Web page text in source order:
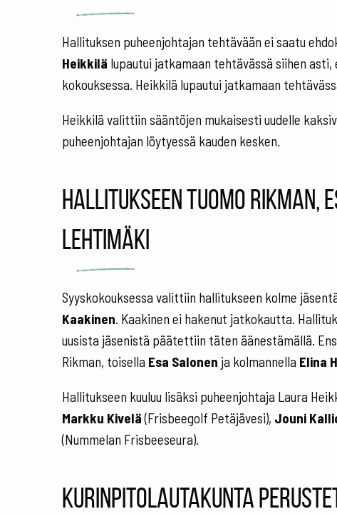
Hallituksen puheenjohtajan tehtävään ei saatu
Heikkilä lupautui jatkamaan tehtävässä siihen
kokouksessa. Heikkilä lupautui jatkamaan
Heikkilä valittiin sääntöjen mukaisesti uudelle
puheenjohtajan löytyessä kauden kesken.
Hallitukseen Tuomo Rikman,
Lehtimäki
Syyskokouksessa valittiin hallitukseen kolme
Kaakinen. Kaakinen ei hakenut jatkokautta.
uusista jäsenistä päätettiin täten äänestämällä.
Rikman, toisella Esa Salonen ja kolmannella Elina
Hallitukseen kuuluu lisäksi puheenjohtaja Laura
Markku Kivelä(Frisbeegolf Petäjävesi), Jouni
(Nummelan Frisbeeseura).
Kurinpitolautakunta